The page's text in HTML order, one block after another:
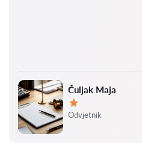
Čuljak Maja
Ocjena:
Odvjetnik